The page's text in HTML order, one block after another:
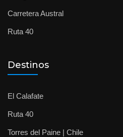
Carretera Austral
Ruta 40
Destinos
El Calafate
Ruta 40
Torres del Paine | Chile